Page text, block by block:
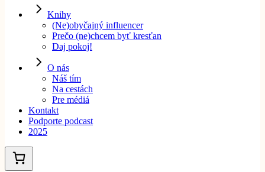
Knihy
(Ne)obyčajný influencer
Prečo (ne)chcem byť kresťan
Daj pokoj!
O nás
Náš tím
Na cestách
Pre médiá
Kontakt
Podporte podcast
2025